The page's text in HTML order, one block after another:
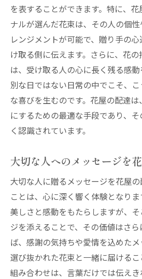
を表することができます。特に、
ナルが選んだ花束は、その人の個
レンジメントが可能で、贈り手の
け取る側に伝えます。さらに、花の
は、受け取る人の心に長く残る感
別な日ではない日常の中でこそ、
な喜びを生むのです。花屋の配達
にするための最適な手段であり、
く認識されています。
大切な人へのメッセージを
大切な人に贈るメッセージを花屋
ことは、心に深く響く体験となり
美しさと感動をもたらしますが、
ジを添えることで、その価値はさ
ば、感謝の気持ちや愛情を込めたメ
選び抜かれた花束と一緒に届ける
組み合わせは、言葉だけでは伝え